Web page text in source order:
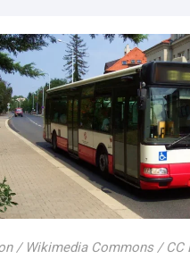
/ Wikimedia Commons / CC